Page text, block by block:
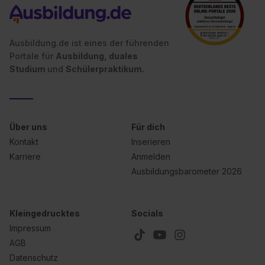
II). Du kannst die von dir erteilte Einwilligung jederzeit mit
Wirkung für die Zukunft ganz oder teilweise über unsere
Datenschutzerklärung unter dem Punkt „Datenschutz-
Einstellungen“ widerrufen. Weitere Informationen zu den
einzelnen Cookies findest du durch Klick auf „Details
Impressum
Ausbildung.de ist eines der führenden
Portale für Ausbildung, duales
Studium und Schülerpraktikum.
Über uns
Kontakt
Karriere
Für dich
Inserieren
Anmelden
Ausbildungsbarometer 2026
Kleingedrucktes
Impressum
AGB
Datenschutz
Socials